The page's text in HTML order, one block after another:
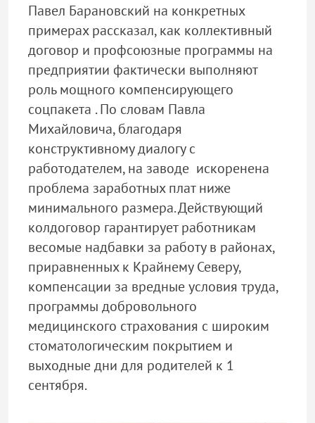
Павел Барановский на конкретных
примерах рассказал, как коллективный
договор и профсоюзные программы на
предприятии фактически выполняют
роль мощного компенсирующего
соцпакета . По словам Павла
Михайловича, благодаря
конструктивному диалогу с
работодателем, на заводе искоренена
проблема заработных плат ниже
минимального размера. Действующий
колдоговор гарантирует работникам
весомые надбавки за работу в районах,
приравненных к Крайнему Северу,
компенсации за вредные условия труда,
программы добровольного
медицинского страхования с широким
стоматологическим покрытием и
выходные дни для родителей к 1
сентября.